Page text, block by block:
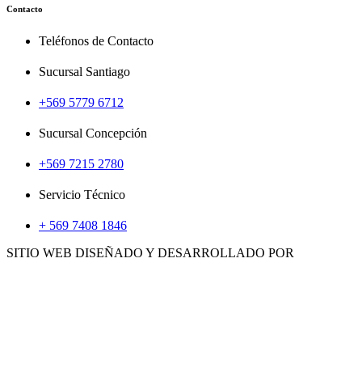
Contacto
Teléfonos de Contacto
Sucursal Santiago
+569 5779 6712
Sucursal Concepción
+569 7215 2780
Servicio Técnico
+ 569 7408 1846
SITIO WEB DISEÑADO Y DESARROLLADO POR